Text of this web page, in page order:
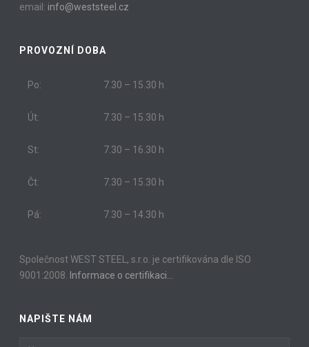
email: info@weststeel.cz
PROVOZNÍ DOBA
Po: 7.30 – 15.30 h
Út: 7.30 – 15.30 h
St: 7.30 – 16.30 h
Čt: 7.30 – 15.30 h
Pá: 7.30 – 14.30 h
Společnost WEST STEEL, s.r.o. je certifikována dle ISO
9001:2008.
Informace o certifikaci…
NAPIŠTE NÁM